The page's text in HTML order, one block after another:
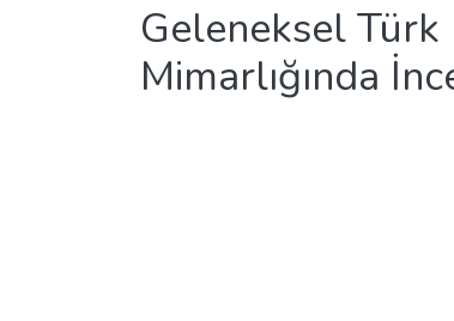
Geleneksel Türk
Mimarlığında